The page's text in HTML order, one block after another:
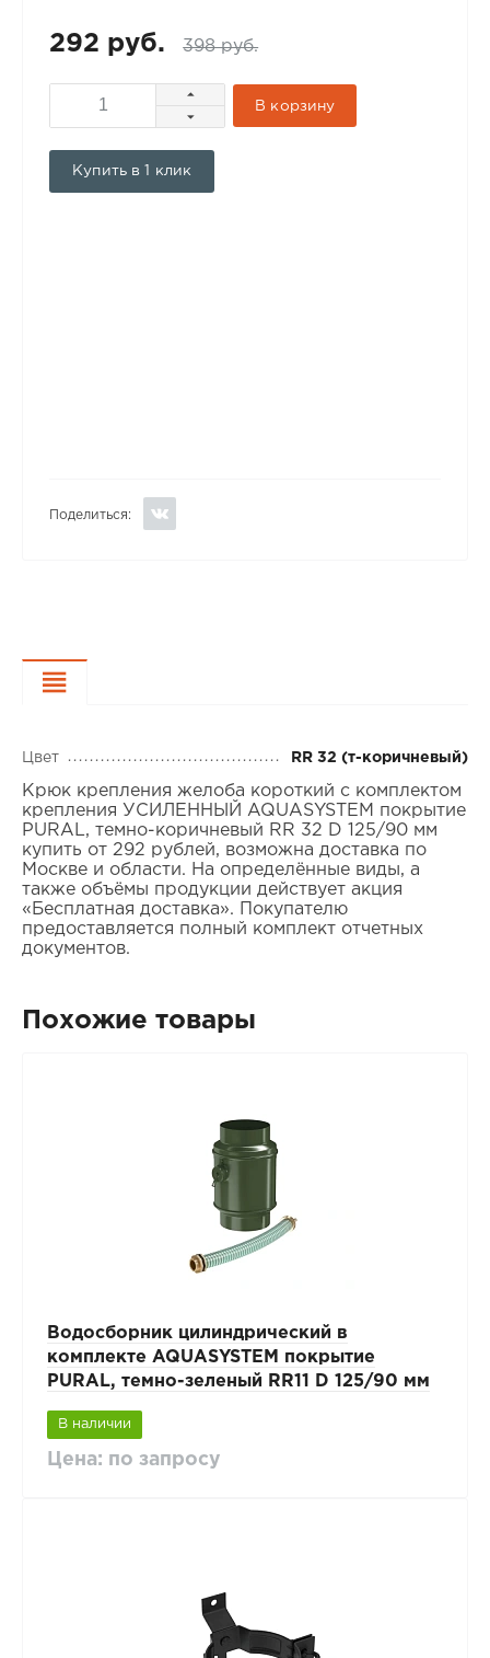
292 руб. 398 руб.
В корзину
Купить в 1 клик
Поделиться:
Цвет RR 32 (т-коричневый)
Крюк крепления желоба короткий с комплектом
крепления УСИЛЕННЫЙ AQUASYSTEM покрытие
PURAL, темно-коричневый RR 32 D 125/90 мм
купить от 292 рублей, возможна доставка по
Москве и области. На определённые виды, а
также объёмы продукции действует акция
«Бесплатная доставка». Покупателю
предоставляется полный комплект отчетных
документов.
Похожие товары
Водосборник цилиндрический в
комплекте AQUASYSTEM покрытие
PURAL, темно-зеленый RR11 D 125/90 мм
В наличии
Цена: по запросу